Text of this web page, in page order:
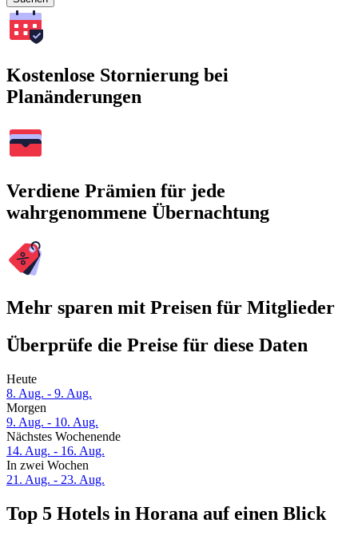
Kostenlose Stornierung bei
Planänderungen
Verdiene Prämien für jede
wahrgenommene Übernachtung
Mehr sparen mit Preisen für Mitglieder
Überprüfe die Preise für diese Daten
Heute
8. Aug. - 9. Aug.
Morgen
9. Aug. - 10. Aug.
Nächstes Wochenende
14. Aug. - 16. Aug.
In zwei Wochen
21. Aug. - 23. Aug.
Top 5 Hotels in Horana auf einen Blick